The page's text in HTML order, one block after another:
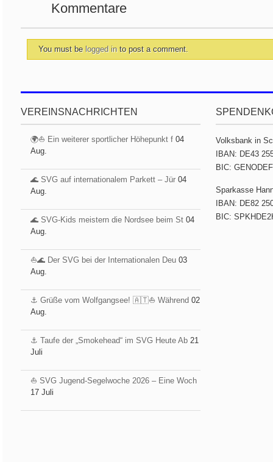
Kommentare
You must be logged in to post a comment.
VEREINSNACHRICHTEN
🌍⛵ Ein weiterer sportlicher Höhepunkt f 04
Aug.
🌊 SVG auf internationalem Parkett – Jür 04
Aug.
🌊 SVG-Kids meistern die Nordsee beim St 04
Aug.
⛵️🌊 Der SVG bei der Internationalen Deu 03
Aug.
⚓️ Grüße vom Wolfgangsee! 🇦🇹⛵ Während 02
Aug.
⚓️ Taufe der „Smokehead“ im SVG Heute Ab 21
Juli
⛵ SVG Jugend-Segelwoche 2026 – Eine Woch
17 Juli
Volksbank in
IBAN: DE43
BIC:
Sparkasse
IBAN: DE82
BIC: